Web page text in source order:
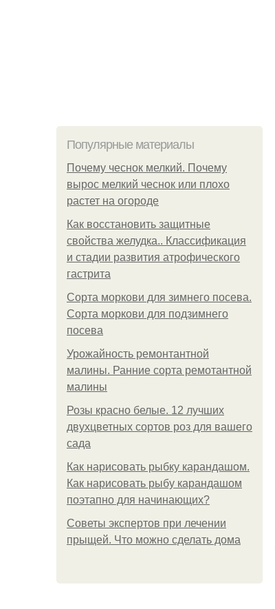
Популярные материалы
Почему чеснок мелкий. Почему
вырос мелкий чеснок или плохо
растет на огороде
Как восстановить защитные
свойства желудка.. Классификация
и стадии развития атрофического
гастрита
Сорта моркови для зимнего посева.
Сорта моркови для подзимнего
посева
Урожайность ремонтантной
малины. Ранние сорта ремотантной
малины
Розы красно белые. 12 лучших
двухцветных сортов роз для вашего
сада
Как нарисовать рыбку карандашом.
Как нарисовать рыбу карандашом
поэтапно для начинающих?
Советы экспертов при лечении
прыщей. Что можно сделать дома